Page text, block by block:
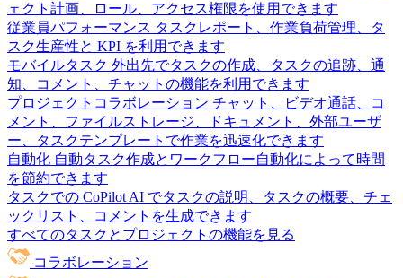
ェクト計画、ロール、アクセス権限を使用できます
従業員パフォーマンス タスクレポート、作業負荷管理、タ
スク生産性と KPI を利用できます
モバイルタスク 外出先でタスクの作成、タスクの追跡、通
知、コメント、チャットの機能を利用できます
プロジェクトコラボレーション チャット、ビデオ通話、コ
メント、ファイルストレージ、ドキュメント、外部ユーザ
ー、タスクテンプレートで作業を迅速化できます
自動化 自動タスク作成とワークフロー自動化によって時間
を節約できます
タスクでの CoPilot AI でタスクの説明、タスクの概要、チェ
ックリスト、コメントを生成できます
すべてのタスクとプロジェクトの機能を見る
コラボレーション